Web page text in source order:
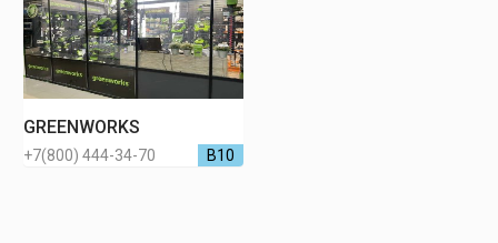
GREENWORKS
В10
+7(800) 444-34-70